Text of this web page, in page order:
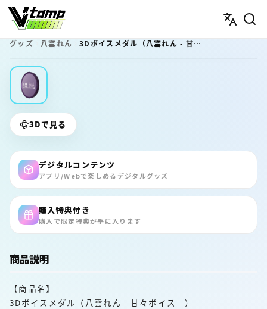
V-tamp（ブイタンプ）
グッズ 八雲れん 3Dボイスメダル（八雲れん - 甘々ボイス - ）
3Dで見る
デジタルコンテンツ
アプリ/Webで楽しめるデジタルグッズ
購入特典付き
購入で限定特典が手に入ります
商品説明
【商品名】
3Dボイスメダル（八雲れん - 甘々ボイス - ）